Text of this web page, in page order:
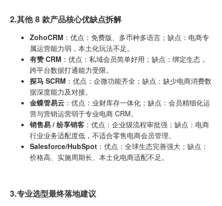
2.其他8 款产品核心优缺点拆解
ZohoCRM ：优点：免费版、多币种多语言；缺点：电商专
属运营能力弱，本土化玩法不足。
有赞 CRM ：优点：私域会员简单好用；缺点：绑定生态，
跨平台数据打通能力受限。
探马 SCRM ：优点：企微功能齐全；缺点：缺少电商消费数
据深度能力及对接。
金蝶管易云 ：优点：业财库存一体化；缺点：会员精细化运
营与营销运营弱于专业电商 CRM。
销售易 / 纷享销客 ：优点：企业级流程审批强；缺点：电商
行业业务适配度低，不适合零售电商会员管理。
Salesforce/HubSpot ：优点：全球生态完善强大；缺点：
价格高、实施周期长、本土化电商适配不足。
3.专业选型最终落地建议